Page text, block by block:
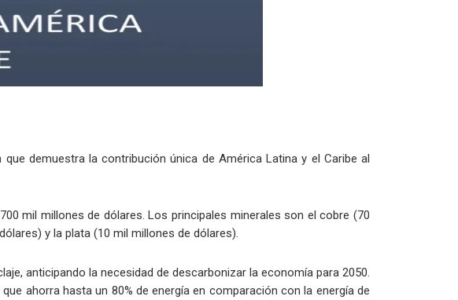
demuestra la contribución única de América Latina y el Caribe al
mil millones de dólares. Los principales minerales son el cobre (70
y la plata (10 mil millones de dólares).
anticipando la necesidad de descarbonizar la economía para 2050.
ahorra hasta un 80% de energía en comparación con la energía de